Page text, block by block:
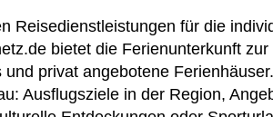
Reisedienstleistungen für die
bietet die Ferienunterkunft
privat angebotene
Ausflugsziele in der Region,